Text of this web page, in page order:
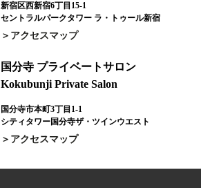
新宿区西新宿6丁目15-1
セントラルパークタワー ラ・トゥール新宿
アクセスマップ
国分寺 プライベートサロン
Kokubunji Private Salon
国分寺市本町3丁目1-1
シティタワー国分寺ザ・ツインウエスト
アクセスマップ